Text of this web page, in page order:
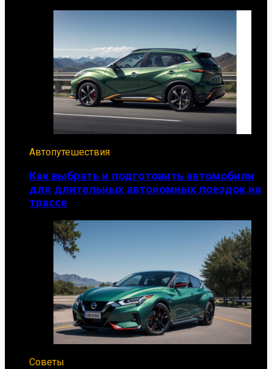
Автопутешествия
Как выбрать и подготовить автомобили
для длительных автономных поездок на
трассе
Советы